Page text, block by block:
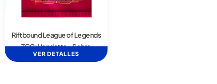
Riftbound League of Legends
TCG: Vendetta – Sobre
VER DETALLES